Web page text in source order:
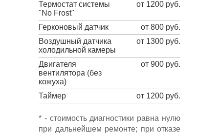
Термостат системы
"No Frost"
от 1200 руб.
Герконовый датчик
от 800 руб.
Воздушный датчика
холодильной камеры
от 1300 руб.
Двигателя
вентилятора (без
кожуха)
от 900 руб.
Таймер от 1200 руб.
* - стоимость диагностики равна нулю
при дальнейшем ремонте; при отказе